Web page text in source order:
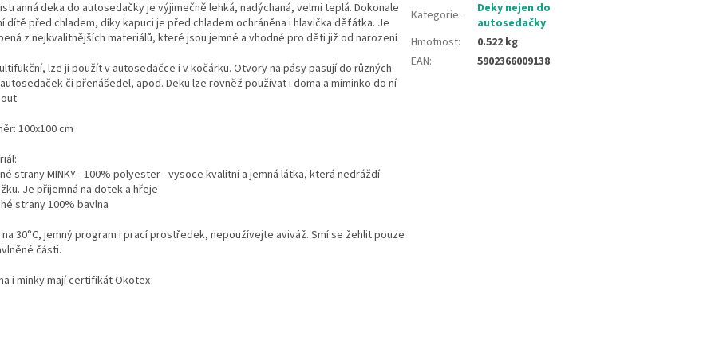
deka do autosedačky je výjimečně lehká, nadýchaná, velmi teplá. Dokonale
dítě před chladem, díky kapuci je před chladem ochráněna i hlavička děťátka. Je
z nejkvalitnějších materiálů, které jsou jemné a vhodné pro děti již od narození
lze ji použít v autosedačce i v kočárku. Otvory na pásy pasují do různých
či přenášedel, apod. Deku lze rovněž používat i doma a miminko do ní
100x100 cm
strany MINKY - 100% polyester - vysoce kvalitní a jemná látka, která nedráždí
Je příjemná na dotek a hřeje
strany 100% bavlna
na 30°C, jemný program i prací prostředek, nepoužívejte aviváž. Smí se žehlit pouze
části.
i minky mají certifikát Okotex
Kategorie:
Deky nejen do
autosedačky
Hmotnost:
0.522 kg
EAN: 5902366009138